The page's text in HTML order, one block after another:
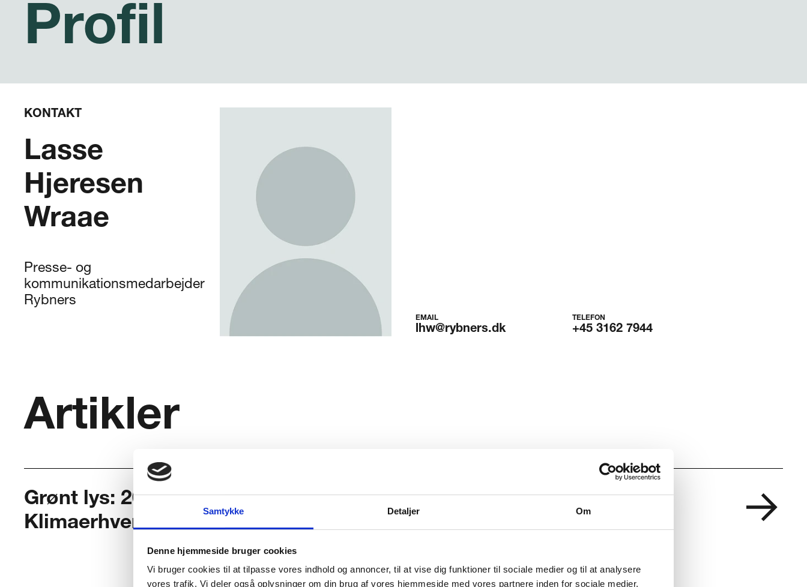
Samtykke Detaljer Om
Denne hjemmeside bruger cookies
Vi bruger cookies til at tilpasse vores indhold og annoncer, til at vise dig funktioner til sociale medier og til at analysere
vores trafik. Vi deler også oplysninger om din brug af vores hjemmeside med vores partnere inden for sociale medier,
Profil
KONTAKT
Lasse
Hjeresen
Wraae
Presse- og
kommunikationsmedarbejder
Rybners
EMAIL
lhw@rybners.dk
TELEFON
+45 3162 7944
Artikler
Grønt lys: 2026 plan for Rybners
Klimaerhvervsskole godkendt